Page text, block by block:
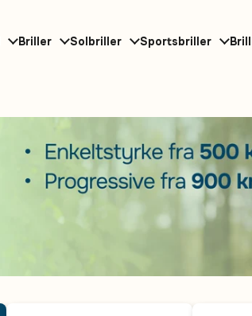
Briller Solbriller Sportsbriller